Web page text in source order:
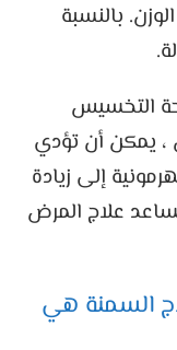
بالنسبة
التخسيس
، يمكن أن تؤدي
إلى زيادة
علاج المرض
السمنة هي